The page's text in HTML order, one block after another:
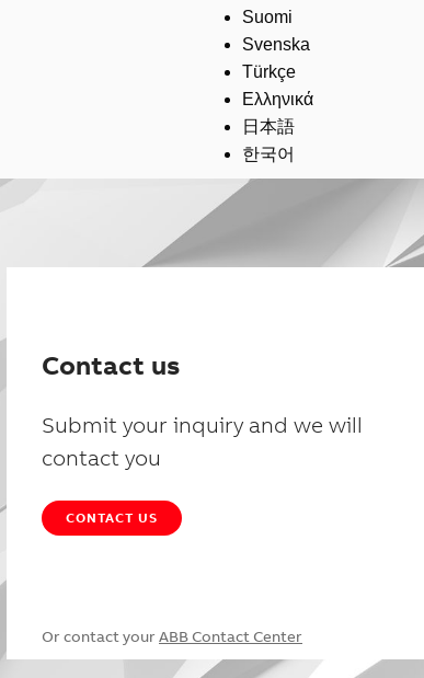
Suomi
Svenska
Türkçe
Ελληνικά
日本語
한국어
Contact us
Submit your inquiry and we will
contact you
CONTACT US
Or contact your ABB Contact Center